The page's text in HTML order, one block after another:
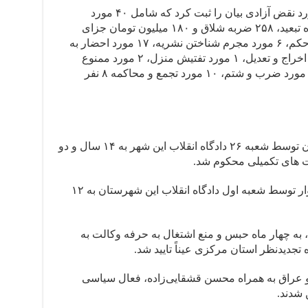
گزارش تخلفات: هرانا در این ماه، ۸۹ مورد نقض آزادی بیان را ثبت کرد که شامل ۴۰ مورد
بازداشت، صدور ۱۲۱۲ ماه حبس، ۲۴ ماه تبعید، ۲۵۸ ضربه شلاق و ۱۸۰ میلیون تومان جزای
نقدی برای ۲۳ شهروند، ۱۲ مورد اجرای حکم، ۶ مورد مجرم شناختن نشریه، ۱۷ مورد احضار به
مراجع قضایی، ۵ مورد بازجویی، ۱ مورد اخراج و تعدیل، ۱ مورد تفتیش منزل، ۲ مورد ممنوع
الخروجی، ۳ مورد ایجاد فضای امنیتی، ۴ مورد ضرب و شتم، ۱۰ مورد تجمع و محاکمه ۸ نفر
طاهر حاجی قربانی، شهروند ساکن تهران توسط شعبه ۲۶ دادگاه انقلاب این شهر به ۱۴ سال و دو
های تکمیلی محکوم شد.
سیدجعفر فشتنقی، شهروند ساکن سبزوار توسط شعبه اول دادگاه انقلاب این شهرستان به ۱۲
به چهار ماه حبس و منع اشتغال به حرفه وکالت به
استان مرکزی عیناً تایید شد.
و عراق به همراه محسن قشقایی‌زاده، فعال سیاسی
شدند.